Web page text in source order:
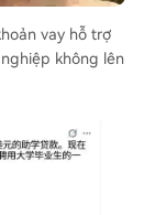
vay hỗ trợ
không lên